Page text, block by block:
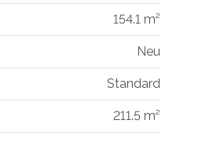
154.1 m²
Neu
Standard
211.5 m²